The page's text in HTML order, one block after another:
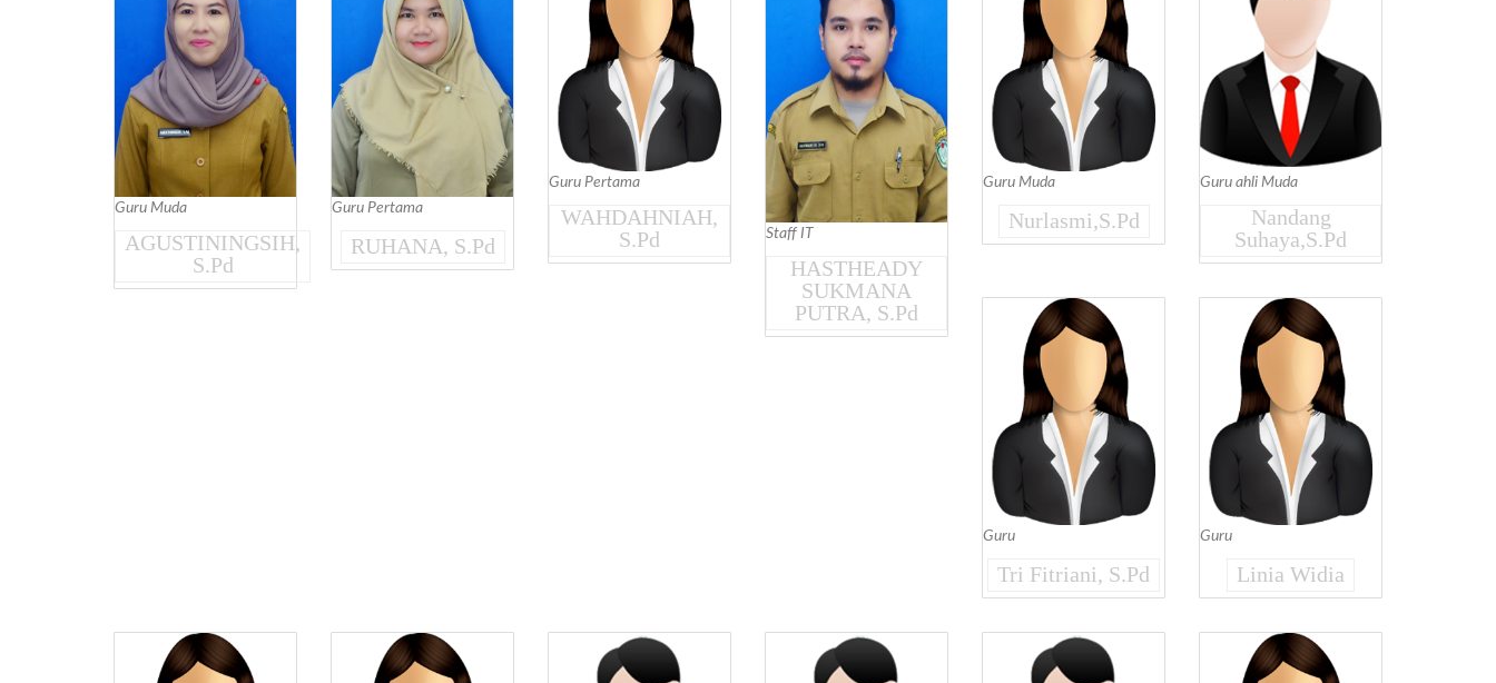
Guru Muda
AGUSTININGSIH,
S.Pd
Guru Pertama
RUHANA, S.Pd
Guru Pertama
WAHDAHNIAH,
S.Pd
Staff IT
HASTHEADY
SUKMANA
PUTRA, S.Pd
Guru Muda
Nurlasmi,S.Pd
Guru ahli Muda
Nandang
Suhaya,S.Pd
Guru
Tri Fitriani, S.Pd
Guru
Linia Widia